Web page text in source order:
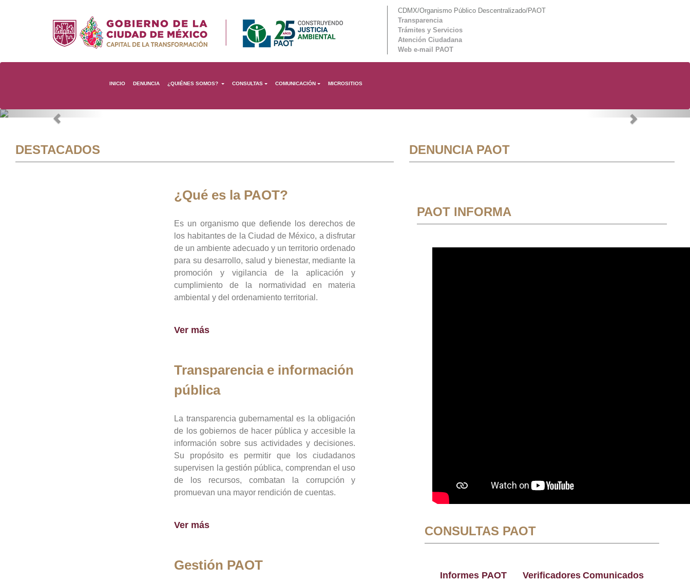
CDMX/Organismo Público Descentralizado/PAOT
Transparencia
Trámites y Servicios
Atención Ciudadana
Web e-mail PAOT
INICIO DENUNCIA ¿QUIÉNES SOMOS? CONSULTAS COMUNICACIÓN MICROSITIOS
Previous Next
DESTACADOS
¿Qué es la PAOT?
Es un organismo que defiende los derechos de
los habitantes de la Ciudad de México, a disfrutar
de un ambiente adecuado y un territorio ordenado
para su desarrollo, salud y bienestar, mediante la
promoción y vigilancia de la aplicación y
cumplimiento de la normatividad en materia
ambiental y del ordenamiento territorial.
Ver más
Transparencia e información
pública
La transparencia gubernamental es la obligación
de los gobiernos de hacer pública y accesible la
información sobre sus actividades y decisiones.
Su propósito es permitir que los ciudadanos
supervisen la gestión pública, comprendan el uso
de los recursos, combatan la corrupción y
promuevan una mayor rendición de cuentas.
Ver más
Gestión PAOT
DENUNCIA PAOT
PAOT INFORMA
CONSULTAS PAOT
Informes PAOT
Verificadores Comunicados